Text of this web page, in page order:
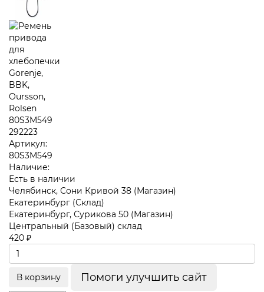
Артикул:
80S3M549
Наличие:
Есть в наличии
Челябинск, Сони Кривой 38 (Магазин)
Екатеринбург (Склад)
Екатеринбург, Сурикова 50 (Магазин)
Центральный (Базовый) склад
420 ₽
В корзину Помоги улучшить сайт